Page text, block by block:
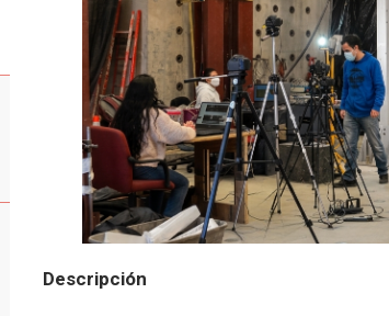
Descripción